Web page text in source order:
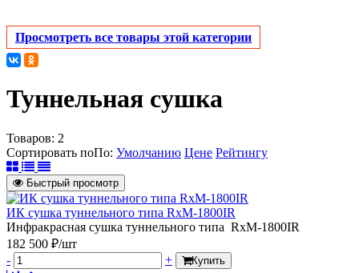
Просмотреть все товары этой категории
Туннельная сушка
Товаров: 2
Сортировать поПо: Умолчанию Цене Рейтингу
Быстрый просмотр
ИК сушка туннельного типа RxM-1800IR
Инфракрасная сушка туннельного типа RxM-1800IR
182 500 ₽/шт
-
+ Купить